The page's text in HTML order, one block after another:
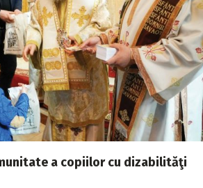
a copiilor cu dizabilităţi